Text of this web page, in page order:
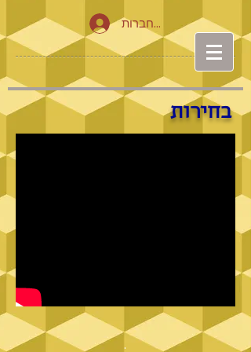
להתחברות
בחירות
.